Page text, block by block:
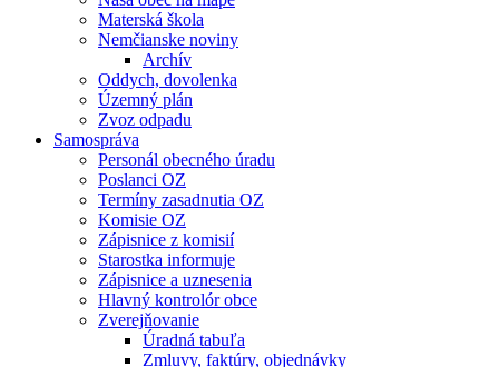
Materská škola
Nemčianske noviny
Archív
Oddych, dovolenka
Územný plán
Zvoz odpadu
Samospráva
Personál obecného úradu
Poslanci OZ
Termíny zasadnutia OZ
Komisie OZ
Zápisnice z komisií
Starostka informuje
Zápisnice a uznesenia
Hlavný kontrolór obce
Zverejňovanie
Úradná tabuľa
Zmluvy, faktúry, objednávky